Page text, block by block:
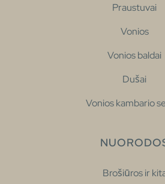
Praustuvai
Vonios
Vonios baldai
Dušai
Vonios kambario
Brošiūros ir